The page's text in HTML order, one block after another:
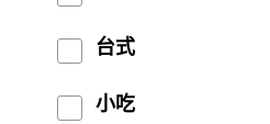
台式
小吃